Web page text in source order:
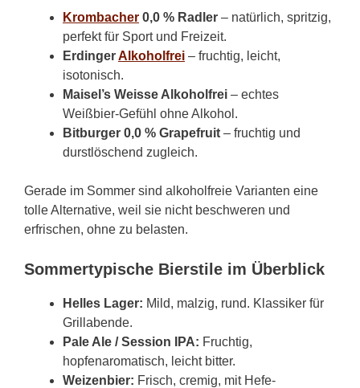
Krombacher 0,0 % Radler – natürlich, spritzig,
perfekt für Sport und Freizeit.
ErdingerAlkoholfrei – fruchtig, leicht,
isotonisch.
Maisel’s Weisse Alkoholfrei – echtes
Weißbier-Gefühl ohne Alkohol.
Bitburger 0,0 % Grapefruit – fruchtig und
durstlöschend zugleich.
Gerade im Sommer sind alkoholfreie Varianten eine
tolle Alternative, weil sie nicht beschweren und
erfrischen, ohne zu belasten.
Sommertypische Bierstile im Überblick
Helles Lager: Mild, malzig, rund. Klassiker für
Grillabende.
Pale Ale / Session IPA: Fruchtig,
hopfenaromatisch, leicht bitter.
Weizenbier: Frisch, cremig, mit Hefe-